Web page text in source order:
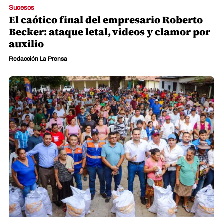
Sucesos
El caótico final del empresario Roberto
Becker: ataque letal, videos y clamor por
auxilio
Redacción La Prensa